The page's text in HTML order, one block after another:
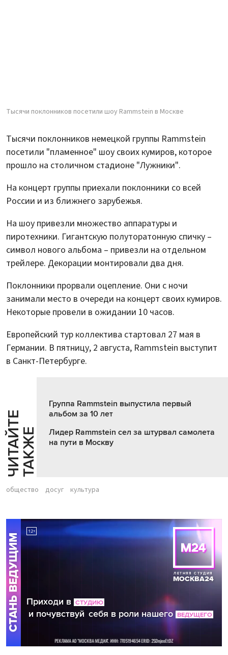
Тысячи поклонников посетили шоу Rammstein в Москве
Тысячи поклонников немецкой группы Rammstein
посетили "пламенное" шоу своих кумиров, которое
прошло на столичном стадионе "Лужники".
На концерт группы приехали поклонники со всей
России и из ближнего зарубежья.
На шоу привезли множество аппаратуры и
пиротехники. Гигантскую полуторатонную спичку –
символ нового альбома – привезли на отдельном
трейлере. Декорации монтировали два дня.
Поклонники прорвали оцепление. Они с ночи
занимали место в очереди на концерт своих кумиров.
Некоторые провели в ожидании 10 часов.
Европейский тур коллектива стартовал 27 мая в
Германии. В пятницу, 2 августа, Rammstein выступит
в Санкт-Петербурге.
Ч
И
Т
АЙ
Т
Е
Т
А
К
ЖЕ
Группа Rammstein выпустила первый
альбом за 10 лет
Лидер Rammstein сел за штурвал самолета
на пути в Москву
общество досуг культура